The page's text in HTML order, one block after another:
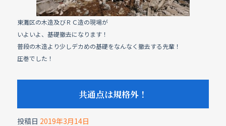
東灘区の木造及びＲＣ造の現場が
いよいよ、基礎撤去になります！
普段の木造より少しデカめの基礎をなんなく撤去する先輩！
圧巻でした！
共通点は規格外！
投稿日 2019年3月14日